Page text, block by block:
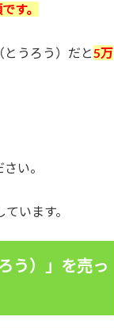
す。
うろう）だと 5万
い。
います。
う）」を売っ